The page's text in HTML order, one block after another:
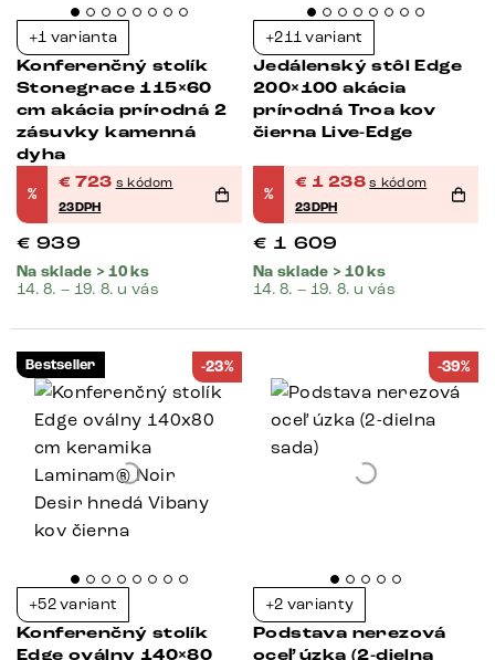
+1 varianta
Konferenčný stolík
Stonegrace 115×60
cm akácia prírodná 2
zásuvky kamenná
dyha
%
€ 723 s kódom
23DPH
€ 939
Na sklade > 10 ks
14. 8. – 19. 8. u vás
+211 variant
Jedálenský stôl Edge
200×100 akácia
prírodná Troa kov
čierna Live-Edge
%
€ 1 238 s kódom
23DPH
€ 1 609
Na sklade > 10 ks
14. 8. – 19. 8. u vás
Bestseller -23%
+52 variant
Konferenčný stolík
Edge oválny 140×80
-39%
+2 varianty
Podstava nerezová
oceľ úzka (2-dielna